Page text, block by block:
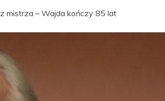
mistrza – Wajda kończy 85 lat